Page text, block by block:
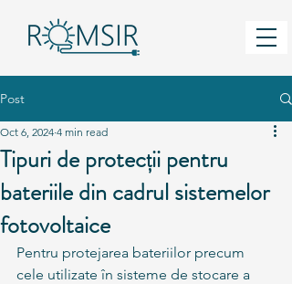
Post
Tipuri de protecții pentru
bateriile din cadrul sistemelor
fotovoltaice
Oct 6, 2024 4 min read
Pentru protejarea bateriilor precum
cele utilizate în sisteme de stocare a